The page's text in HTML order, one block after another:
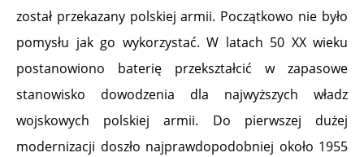
został przekazany polskiej armii. Początkowo nie było
pomysłu jak go wykorzystać. W latach 50 XX wieku
postanowiono baterię przekształcić w zapasowe
stanowisko dowodzenia dla najwyższych władz
wojskowych polskiej armii. Do pierwszej dużej
modernizacji doszło najprawdopodobniej około 1955